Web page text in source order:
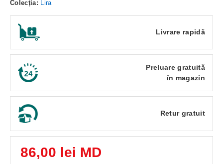
Colecția: Lira
Livrare rapidă
Preluare gratuită
în magazin
Retur gratuit
86,00 lei MD